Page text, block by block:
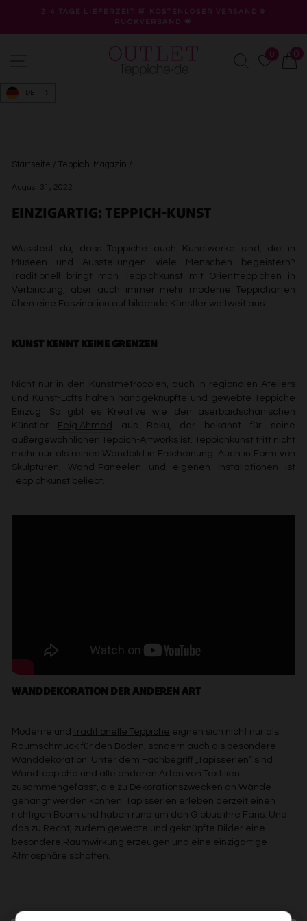
Inhalt
Pause
2-4 TAGE LIEFERZEIT 🛒 KOSTENLOSER VERSAND &
RÜCKVERSAND 🌟
Suche
0 0
Startseite / Teppich-Magazin /
August 31, 2022
EINZIGARTIG: TEPPICH-KUNST
Wusstest du, dass Teppiche auch Kunstwerke sind, die in
Museen und Ausstellungen viele Menschen begeistern?
Traditionell bringt man Teppichkunst mit Orientteppichen in
Verbindung, aber auch immer mehr moderne Teppicharten
üben eine Faszination auf bildende Künstler weltweit aus.
KUNST KENNT KEINE GRENZEN
Nicht nur in den Kunstmetropolen, auch in regionalen Ateliers
und Kunst-Lofts halten handgeknüpfte und gewebte Teppiche
Einzug. So gibt es Kreative wie den aserbaidschanischen
Künstler
Feig Ahmed
aus Baku, der bekannt für seine
außergewöhnlichen Teppich-Artworks ist. Teppichkunst tritt nicht
mehr nur als reines Wandbild in Erscheinung. Auch in Form von
Skulpturen, Wand-Paneelen und eigenen Installationen ist
Teppichkunst beliebt.
WANDDEKORATION DER ANDEREN ART
Moderne und traditionelle Teppiche eignen sich nicht nur als
Raumschmuck für den Boden, sondern auch als besondere
Wanddekoration. Unter dem Fachbegriff „Tapisserien“ sind
Wandteppiche und alle anderen Arten von Textilien
zusammengefasst, die zu Dekorationszwecken an Wände
gehängt werden können. Tapisserien erleben derzeit einen
richtigen Boom und haben rund um den Globus ihre Fans. Und
das zu Recht, zudem gewebte und geknüpfte Bilder eine
besondere Raumwirkung erzeugen und eine einzigartige
Atmosphäre schaffen.